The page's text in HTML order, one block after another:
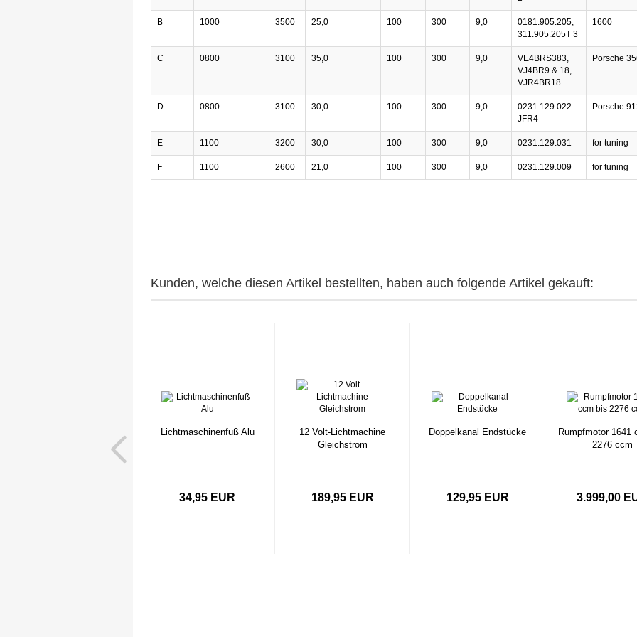
B 1000 3500 25,0 100 300 9,0
0181.905.205,
311.905.205T 3
1600
C 0800 3100 35,0 100 300 9,0
VE4BRS383,
VJ4BR9 & 18,
VJR4BR18
Porsche
D 0800 3100 30,0 100 300 9,0
0231.129.022
JFR4
Porsche
E 1100 3200 30,0 100 300 9,0 0231.129.031 for tuning
F 1100 2600 21,0 100 300 9,0 0231.129.009 for tuning
Kunden, welche diesen Artikel bestellten, haben auch folgende Artikel gekauft:
Lichtmaschinenfuß Alu
34,95 EUR
12 Volt-Lichtmachine
Gleichstrom
189,95 EUR
Doppelkanal Endstücke
129,95 EUR
Rumpfmotor 1641
2276 ccm
3.999,00